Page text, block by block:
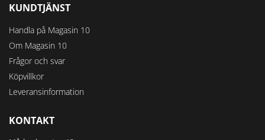
KUNDTJÄNST
Handla på Magasin 10
Om Magasin 10
Frågor och svar
Köpvillkor
Leveransinformation
KONTAKT